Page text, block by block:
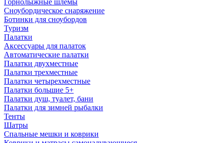
Горнолыжные шлемы
Сноубордическое снаряжение
Ботинки для сноубордов
Туризм
Палатки
Аксессуары для палаток
Автоматические палатки
Палатки двухместные
Палатки трехместные
Палатки четырехместные
Палатки большие 5+
Палатки душ, туалет, бани
Палатки для зимней рыбалки
Тенты
Шатры
Спальные мешки и коврики